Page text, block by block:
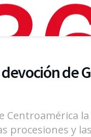
de
Centroamérica
procesiones y